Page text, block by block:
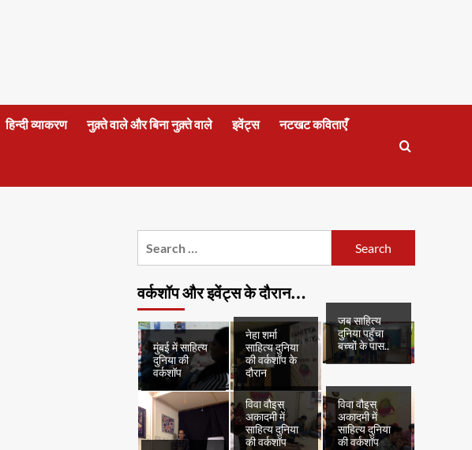
हिन्दी व्याकरण नुक़्ते वाले और बिना नुक़्ते वाले इवेंट्स नटखट कविताएँ
वर्कशॉप और इवेंट्स के दौरान…
मुंबई में साहित्य
दुनिया की
वर्कशॉप
नेहा शर्मा
साहित्य दुनिया
की वर्कशॉप के
दौरान
जब साहित्य
दुनिया पहुँचा
बच्चों के पास..
विवा वौइस्
अकादमी में
साहित्य दुनिया
की वर्कशॉप
विवा वौइस्
अकादमी में
साहित्य दुनिया
की वर्कशॉप